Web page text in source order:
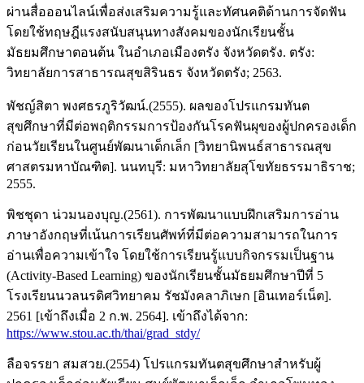
ผ่านสื่อออนไลน์เพื่อส่งเสริมความรู้และทัศนคติด้านการจัดฟัน
โดยใช้ทฤษฎีแรงสนับสนุนทางสังคมของนักเรียนชั้น
มัธยมศึกษาตอนต้น ในอำเภอเมืองตรัง จังหวัดตรัง. ตรัง:
วิทยาลัยการสาธารณสุขสิรินธร จังหวัดตรัง; 2563.
พัชญ์สิตา พงศธรภูริวัฒน์.(2555). ผลของโปรแกรมทันต
สุขศึกษาที่มีต่อพฤติกรรมการป้องกันโรคฟันผุของผู้ปกครองเด็ก
ก่อนวัยเรียนในศูนย์พัฒนาเด็กเล็ก [วิทยานิพนธ์สาธารณสุข
ศาสตรมหาบัณฑิต]. นนทบุรี: มหาวิทยาลัยสุโขทัยธรรมาธิราช;
2555.
พิชชุดา น่วมนองบุญ.(2561). การพัฒนาแบบฝึกเสริมการอ่าน
ภาษาอังกฤษที่เน้นการเรียนศัพท์ที่มีต่อความสามารถในการ
อ่านเพื่อความเข้าใจ โดยใช้การเรียนรู้แบบกิจกรรมเป็นฐาน
(Activity-Based Learning) ของนักเรียนชั้นมัธยมศึกษาปีที่ 5
โรงเรียนนวลนรดิศวิทยาคม รัชมังคลาภิเษก [อินเทอร์เน็ต].
2561 [เข้าถึงเมื่อ 2 ก.พ. 2564]. เข้าถึงได้จาก:
https://www.stou.ac.th/thai/grad_stdy/
ลือจรรยา สมสวย.(2554) โปรแกรมทันตสุขศึกษาสำหรับผู้